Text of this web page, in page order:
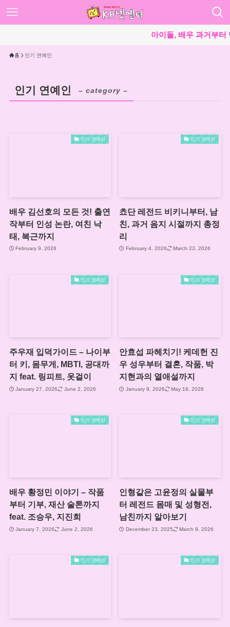
아이돌, 배우 과거부터
홈 인기 연예인
인기 연예인 – category –
인기 연예인
배우 김선호의 모든 것! 출연
작부터 인성 논란, 여친 낙
태, 복근까지
February 9, 2026
인기 연예인
쵸단 레전드 비키니부터, 남
친, 과거 음지 시절까지 총정
리
February 4, 2026 March 23, 2026
인기 연예인
주우재 입덕가이드 – 나이부
터 키, 몸무게, MBTI, 공대까
지 feat. 링피트, 옷걸이
January 27, 2026 June 2, 2026
인기 연예인
안효섭 파헤치기! 케데헌 진
우 성우부터 결혼, 작품, 박
지현과의 열애설까지
January 9, 2026 May 18, 2026
인기 연예인
배우 황정민 이야기 – 작품
부터 기부, 재산 술톤까지
feat. 조승우, 지진희
January 7, 2026 June 2, 2026
인기 연예인
인형같은 고윤정의 실물부
터 레전드 몸매 및 성형전,
남친까지 알아보기
December 23, 2025 March 9, 2026
인기 연예인 인기 연예인